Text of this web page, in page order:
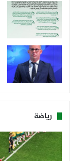
رياضة